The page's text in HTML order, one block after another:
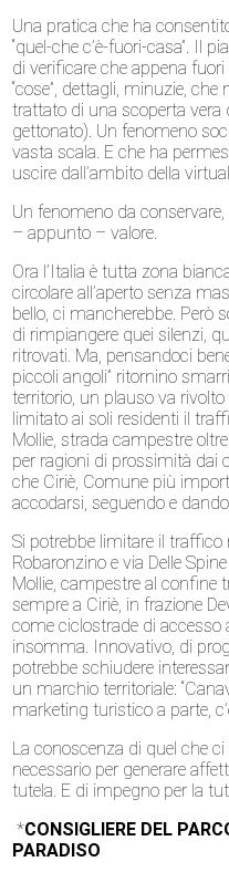
Una pratica che ha
“quel-che c’è-fuori-casa”. Il
di verificare che appena
“cose”, dettagli, minuzie,
trattato di una scoperta vera
gettonato). Un fenomeno
vasta scala. E che ha
uscire dall’ambito della
Un fenomeno da
– appunto – valore.
Ora l’Italia è tutta zona
circolare all’aperto senza
bello, ci mancherebbe. Però
di rimpiangere quei silenzi,
ritrovati. Ma, pensandoci
piccoli angoli” ritornino
territorio, un plauso va
limitato ai soli residenti il
Mollie, strada campestre
per ragioni di prossimità dai
che Ciriè, Comune più
accodarsi, seguendo e
Si potrebbe limitare il
Robaronzino e via Delle
Mollie, campestre al confine
sempre a Ciriè, in frazione
come ciclostrade di accesso
insomma. Innovativo, di
potrebbe schiudere
un marchio territoriale:
marketing turistico a parte,
La conoscenza di quel che
necessario per generare
tutela. E di impegno per la
*CONSIGLIERE DEL
PARADISO